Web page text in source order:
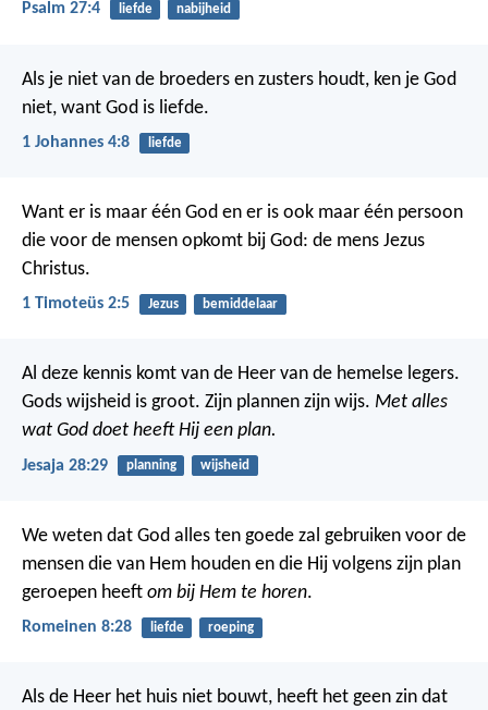
Psalm 27:4 liefde nabijheid
Als je niet van de broeders en zusters houdt, ken je God
niet, want God is liefde.
1 Johannes 4:8 liefde
Want er is maar één God en er is ook maar één persoon
die voor de mensen opkomt bij God: de mens Jezus
Christus.
1 Timoteüs 2:5 Jezus bemiddelaar
Al deze kennis komt van de Heer van de hemelse legers.
Gods wijsheid is groot. Zijn plannen zijn wijs. Met alles
wat God doet heeft Hij een plan.
Jesaja 28:29 planning wijsheid
We weten dat God alles ten goede zal gebruiken voor de
mensen die van Hem houden en die Hij volgens zijn plan
geroepen heeft om bij Hem te horen.
Romeinen 8:28 liefde roeping
Als de Heer het huis niet bouwt, heeft het geen zin dat